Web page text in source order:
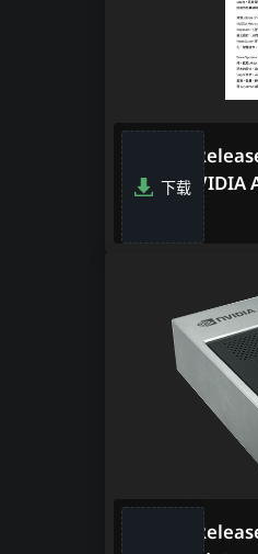
Media
PDF -
下载
Media